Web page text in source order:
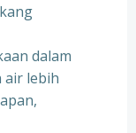
dalam
air lebih